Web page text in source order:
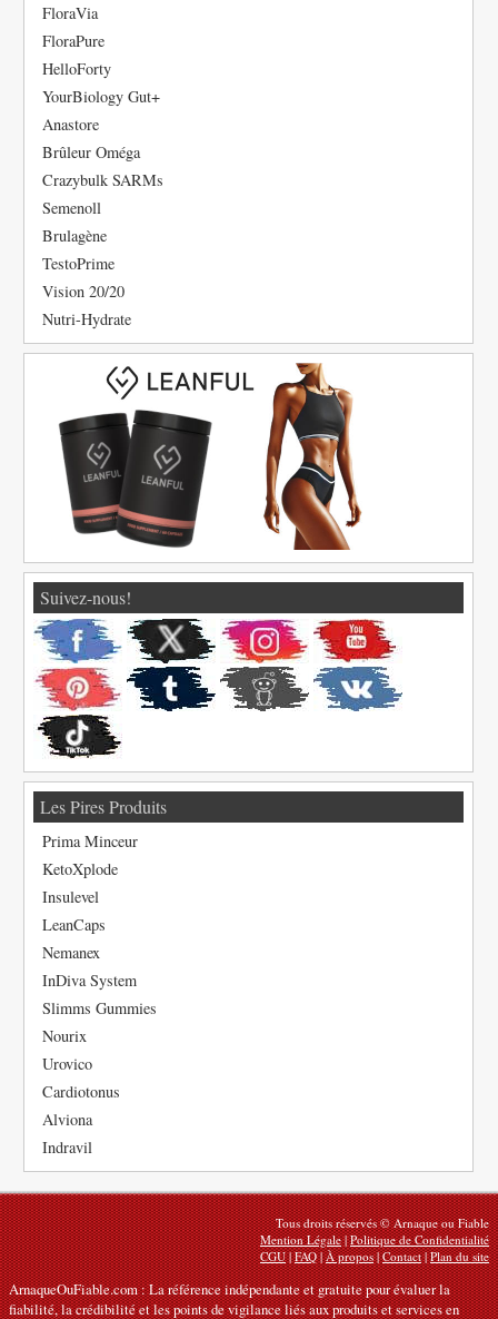
FloraVia
FloraPure
HelloForty
YourBiology Gut+
Anastore
Brûleur Oméga
Crazybulk SARMs
Semenoll
Brulagène
TestoPrime
Vision 20/20
Nutri-Hydrate
Suivez-nous!
Les Pires Produits
Prima Minceur
KetoXplode
Insulevel
LeanCaps
Nemanex
InDiva System
Slimms Gummies
Nourix
Urovico
Cardiotonus
Alviona
Indravil
Tous droits réservés © Arnaque ou Fiable
Mention Légale|Politique de Confidentialité
CGU|FAQ|À propos|Contact|Plan du site
ArnaqueOuFiable.com : La référence indépendante et gratuite pour évaluer la
fiabilité, la crédibilité et les points de vigilance liés aux produits et services en